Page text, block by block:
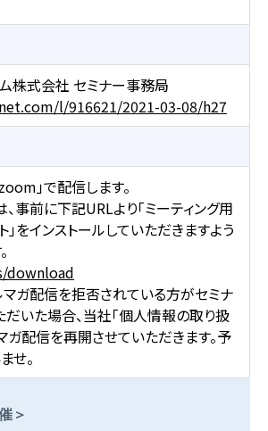
株式会社 セミナー事務局
l/916621/2021-03-08/h27
」で配信します。
事前に下記URLより「ミーティング用
をインストールしていただきますよう
download
ガ配信を拒否されている方がセミナ
いた場合、当社「個人情報の取り扱
ガ配信を再開させていただきます。予
せ。